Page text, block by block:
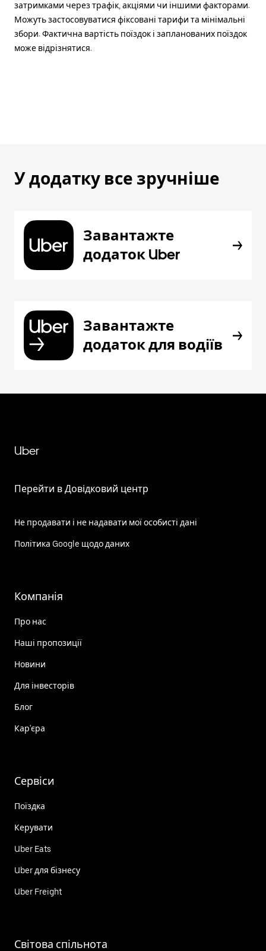
затримками через трафік, акціями чи іншими факторами.
Можуть застосовуватися фіксовані тарифи та мінімальні
збори. Фактична вартість поїздок і запланованих поїздок
може відрізнятися.
У додатку все зручніше
Завантажте
додаток Uber
Завантажте
додаток для водіїв
Uber
Перейти в Довідковий центр
Не продавати і не надавати мої особисті дані
Політика Google щодо даних
Компанія
Про нас
Наші пропозиції
Новини
Для інвесторів
Блог
Кар'єра
Сервіси
Поїздка
Керувати
Uber Eats
Uber для бізнесу
Uber Freight
Світова спільнота